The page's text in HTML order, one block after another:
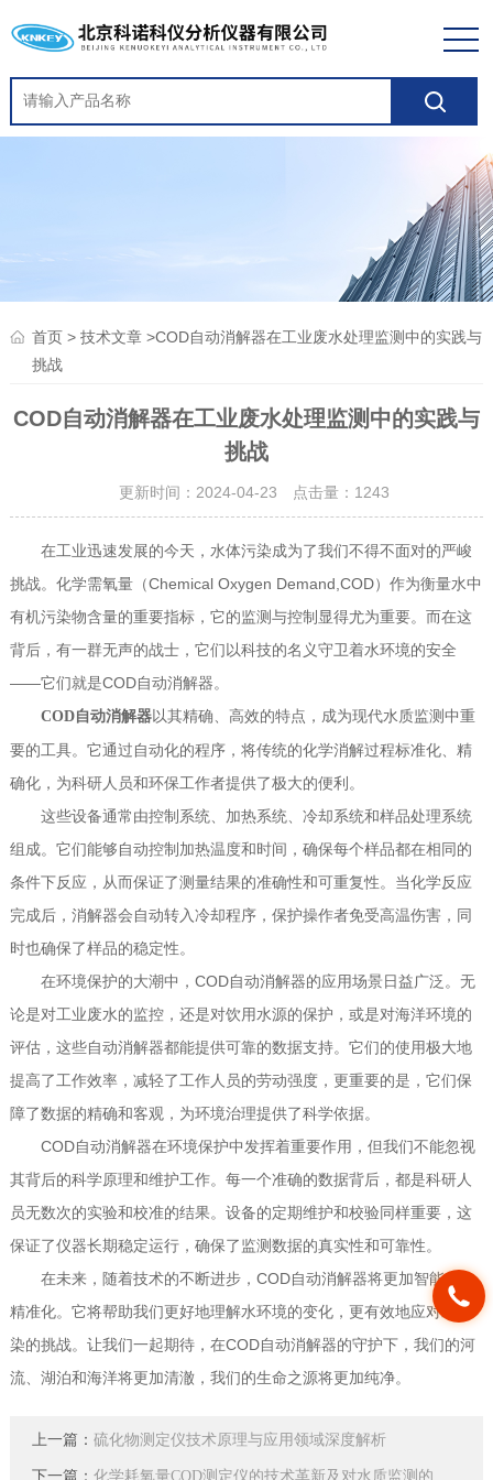
首页> 技术文章>COD自动消解器在工业废水处理监测中的实践与
挑战
COD自动消解器在工业废水处理监测中的实践与
挑战
更新时间：2024-04-23 点击量： 1243
在工业迅速发展的今天，水体污染成为了我们不得不面对的严峻
挑战。化学需氧量（Chemical Oxygen Demand,COD）作为衡量水中
有机污染物含量的重要指标，它的监测与控制显得尤为重要。而在这
背后，有一群无声的战士，它们以科技的名义守卫着水环境的安全
——它们就是COD自动消解器。
COD自动消解器以其精确、高效的特点，成为现代水质监测中重
要的工具。它通过自动化的程序，将传统的化学消解过程标准化、精
确化，为科研人员和环保工作者提供了极大的便利。
这些设备通常由控制系统、加热系统、冷却系统和样品处理系统
组成。它们能够自动控制加热温度和时间，确保每个样品都在相同的
条件下反应，从而保证了测量结果的准确性和可重复性。当化学反应
完成后，消解器会自动转入冷却程序，保护操作者免受高温伤害，同
时也确保了样品的稳定性。
在环境保护的大潮中，COD自动消解器的应用场景日益广泛。无
论是对工业废水的监控，还是对饮用水源的保护，或是对海洋环境的
评估，这些自动消解器都能提供可靠的数据支持。它们的使用极大地
提高了工作效率，减轻了工作人员的劳动强度，更重要的是，它们保
障了数据的精确和客观，为环境治理提供了科学依据。
COD自动消解器在环境保护中发挥着重要作用，但我们不能忽视
其背后的科学原理和维护工作。每一个准确的数据背后，都是科研人
员无数次的实验和校准的结果。设备的定期维护和校验同样重要，这
保证了仪器长期稳定运行，确保了监测数据的真实性和可靠性。
在未来，随着技术的不断进步，COD自动消解器将更加智能化、
精准化。它将帮助我们更好地理解水环境的变化，更有效地应对水污
染的挑战。让我们一起期待，在COD自动消解器的守护下，我们的河
流、湖泊和海洋将更加清澈，我们的生命之源将更加纯净。
上一篇： 硫化物测定仪技术原理与应用领域深度解析
下一篇： 化学耗氧量COD测定仪的技术革新及对水质监测的影响